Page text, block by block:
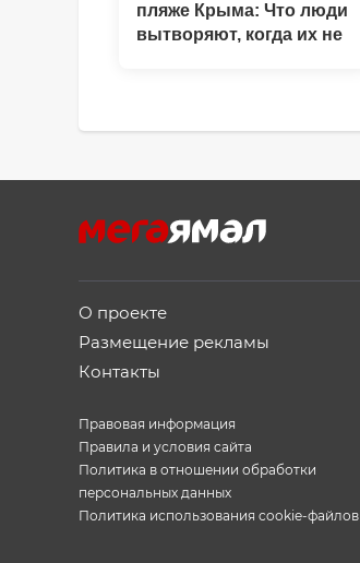
пляже Крыма: Что люди
вытворяют, когда их не
О проекте
Размещение рекламы
Контакты
Правовая информация
Правила и условия сайта
Политика в отношении обработки
персональных данных
Политика использования cookie-файлов